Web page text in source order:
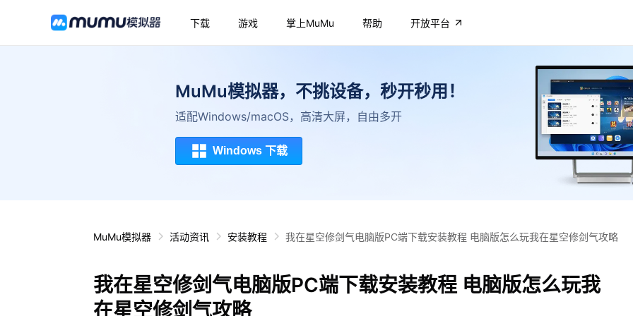
下载 游戏 掌上MuMu 帮助 开放平台
MuMu模拟器，不挑设备，秒开秒用！
适配Windows/macOS，高清大屏，自由多开
Windows 下载
MuMu模拟器 活动资讯 安装教程 我在星空修剑气电脑版PC端下载安装教程 电脑版怎么玩我在星空修剑气攻略
我在星空修剑气电脑版PC端下载安装教程 电脑版怎么玩我
在星空修剑气攻略